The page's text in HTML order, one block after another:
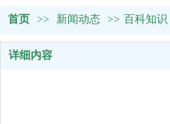
首页 >> 新闻动态 >> 百科知识
详细内容